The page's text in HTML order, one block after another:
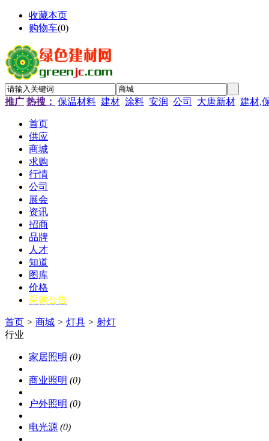
收藏本页
购物车(0)
推广 热搜： 保温材料 建材 涂料 安润 公司 大唐新材 建材,
首页
供应
商城
求购
行情
公司
展会
资讯
招商
品牌
人才
知道
图库
价格
采购公告
首页 > 商城 > 灯具 > 射灯
行业
家居照明 (0)
商业照明 (0)
户外照明 (0)
电光源 (0)